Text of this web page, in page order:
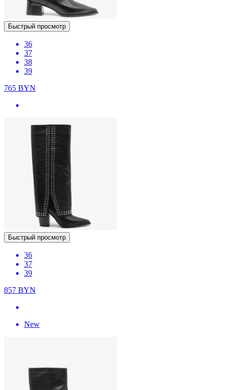
Быстрый просмотр
36
37
38
39
765 BYN
Быстрый просмотр
36
37
39
857 BYN
New